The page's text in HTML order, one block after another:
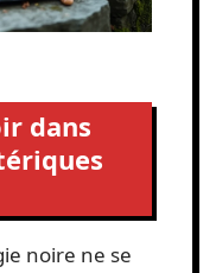
dans
noire ne se